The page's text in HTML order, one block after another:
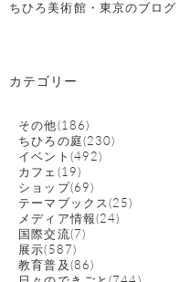
ちひろ美術館・東京のブログ
カテゴリー
その他(186)
ちひろの庭(230)
イベント(492)
カフェ(19)
ショップ(69)
テーマブックス(25)
メディア情報(24)
国際交流(7)
展示(587)
教育普及(86)